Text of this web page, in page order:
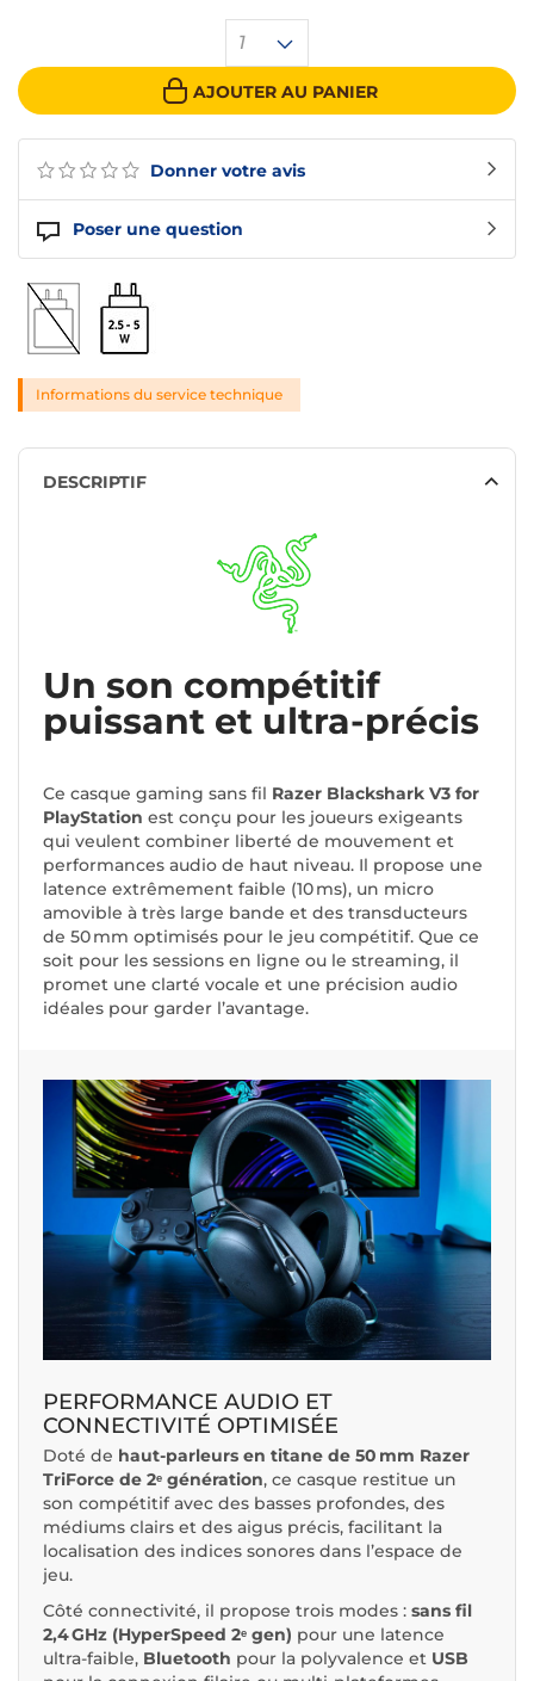
Donner votre avis
Poser une question
1
AJOUTER AU PANIER
Informations du service technique
DESCRIPTIF
Un son compétitif
puissant et ultra-précis
Ce casque gaming sans fil Razer Blackshark V3 for
PlayStation est conçu pour les joueurs exigeants
qui veulent combiner liberté de mouvement et
performances audio de haut niveau. Il propose une
latence extrêmement faible (10 ms), un micro
amovible à très large bande et des transducteurs
de 50 mm optimisés pour le jeu compétitif. Que ce
soit pour les sessions en ligne ou le streaming, il
promet une clarté vocale et une précision audio
idéales pour garder l’avantage.
PERFORMANCE AUDIO ET
CONNECTIVITÉ OPTIMISÉE
Doté de haut-parleurs en titane de 50 mm Razer
TriForce de 2ᵉ génération, ce casque restitue un
son compétitif avec des basses profondes, des
médiums clairs et des aigus précis, facilitant la
localisation des indices sonores dans l’espace de
jeu.
Côté connectivité, il propose trois modes : sans fil
2,4 GHz (HyperSpeed 2ᵉ gen) pour une latence
ultra-faible, Bluetooth pour la polyvalence et USB